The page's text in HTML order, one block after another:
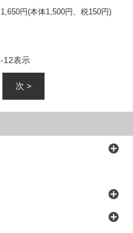
1,650円(本体1,500円、税150円)
-12表示
次 >